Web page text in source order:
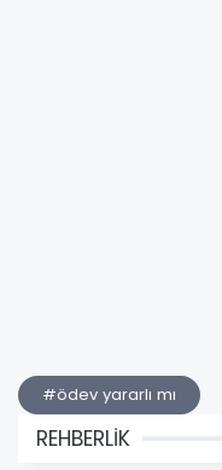
#ödev yararlı mı
REHBERLİK